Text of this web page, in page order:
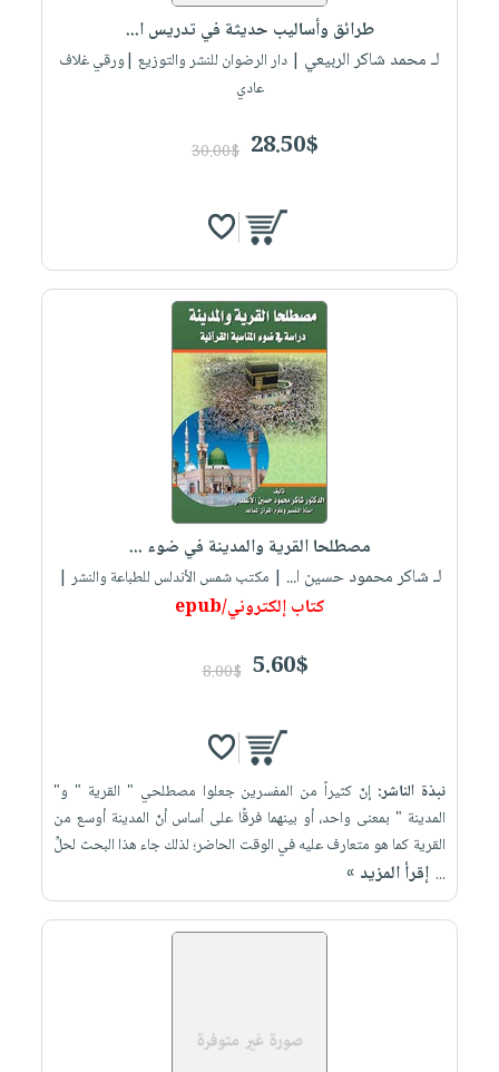
طرائق وأساليب حديثة في تدريس ا...
لـ محمد شاكر الربيعي | دار الرضوان للنشر والتوزيع |ورقي غلاف
عادي
28.50$
30.00$
مصطلحا القرية والمدينة في ضوء ...
لـ شاكر محمود حسين ا... | مكتب شمس الأندلس للطباعة والنشر |
كتاب إلكتروني/epub
5.60$
8.00$
نبذة الناشر:إنّ كثيراً من المفسرين جعلوا مصطلحي " القرية " و"
المدينة " بمعنى واحد، أو بينهما فرقًا على أساس أنّ المدينة أوسع من
القرية كما هو متعارف عليه في الوقت الحاضر؛ لذلك جاء هذا البحث لحلِّ
... إقرأ المزيد »